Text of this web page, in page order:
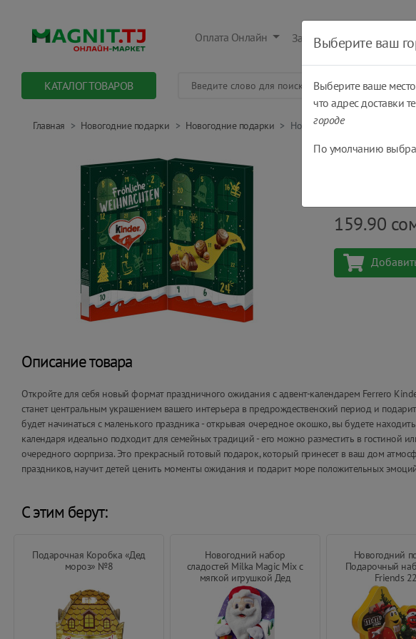
Оплата Онлайн Заказать Оплатить
КАТАЛОГ ТОВАРОВ
Главная Новогодние подарки Новогодние подарки Новогодний адвент
159.90
Описание товара
Откройте для себя новый формат праздничного ожидания с адвент-календарем Ferrero
станет центральным украшением вашего интерьера в предрождественский период и
будет начинаться с маленького праздника - открывая очередное окошко, вы будете
календаря идеально подходит для семейных традиций - его можно разместить в гостиной
очередного сюрприза. Это прекрасный готовый подарок, который принесет в ваш дом
праздников, научит детей ценить моменты ожидания и подарит море положительных
С этим берут:
Подарочная Коробка «Дед
мороз» №8
Новогодний набор
сладостей Milka Magic Mix c
мягкой игрушкой Дед
Мороз 96 г
Новогодний
Подарочный
Friends
Выберите ваш
Выберите ваше
что адрес доставки
городе
По умолчанию